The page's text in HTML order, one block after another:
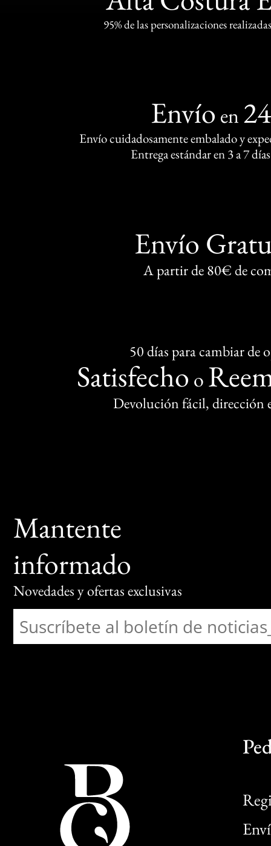
95% de las personalizaciones
Envío en
Envío cuidadosamente embalado y
Entrega estándar en 3 a 7
Envío
A partir de 80€ de
50 días para cambiar de
Satisfecho o
Devolución fácil, dirección
Mantente
informado
Novedades y ofertas exclusivas